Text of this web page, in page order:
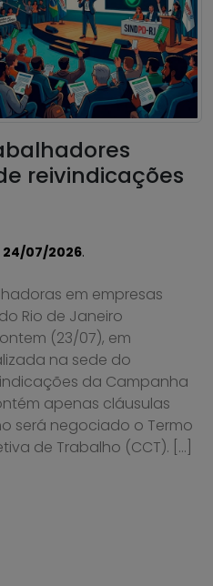
reivindicações
24/07/2026.
em empresas
Rio de Janeiro
(23/07), em
na sede do
da Campanha
apenas cláusulas
será negociado o Termo
de Trabalho (CCT). […]